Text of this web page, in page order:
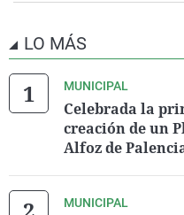
LO MÁS
MUNICIPAL
Celebrada la
creación de un
Alfoz de
MUNICIPAL